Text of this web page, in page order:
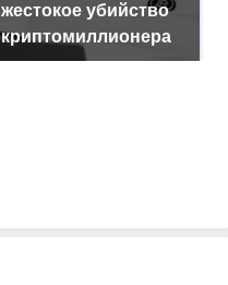
жестокое убийство
криптомиллионера